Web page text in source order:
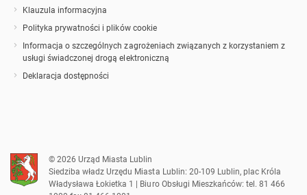
Klauzula informacyjna
Polityka prywatności i plików cookie
Informacja o szczególnych zagrożeniach związanych z korzystaniem z
usługi świadczonej drogą elektroniczną
Deklaracja dostępności
© 2026 Urząd Miasta Lublin
Siedziba władz Urzędu Miasta Lublin: 20-109 Lublin, plac Króla
Władysława Łokietka 1 | Biuro Obsługi Mieszkańców: tel. 81 466